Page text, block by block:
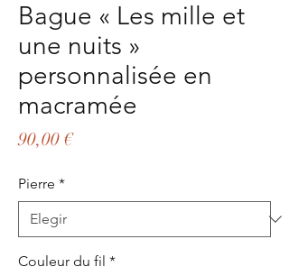
Bague « Les mille et
une nuits »
personnalisée en
macramée
90,00 €Precio
Pierre *
Couleur du fil *